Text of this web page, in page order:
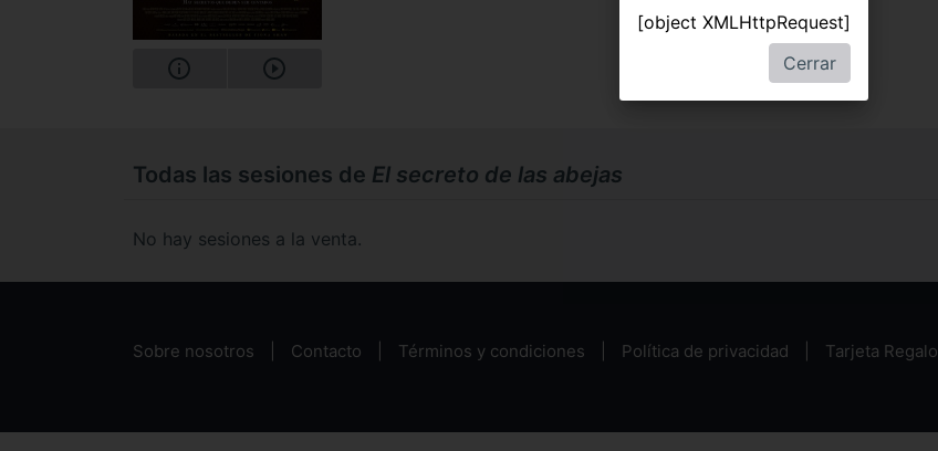
Todas las sesiones de El secreto de las abejas
No hay sesiones a la venta.
Sobre nosotros Contacto Términos y condiciones Política de privacidad Tarjeta Regalo
[object XMLHttpRequest]
Cerrar